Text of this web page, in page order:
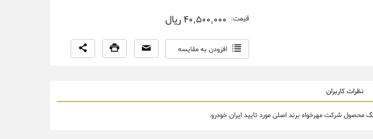
قیمت: 40,500,000 ریال
افزودن به مقایسه
نظرات کاربران